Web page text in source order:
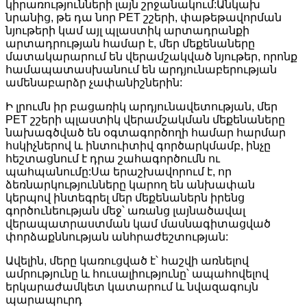
կիրառությունների լայն շրջանակում:Անկախ
նրանից, թե դա նոր PET շշերի, փաթեթավորման
նյութերի կամ այլ պլաստիկ արտադրանքի
արտադրության համար է, մեր մեքենաները
մատակարարում են վերամշակված նյութեր, որոնք
համապատասխանում են արդյունաբերության
ամենաբարձր չափանիշներին:
Ի լրումն իր բացառիկ արդյունավետության, մեր
PET շշերի պլաստիկ վերամշակման մեքենաները
նախագծված են օգտագործողի համար հարմար
հսկիչներով և ինտուիտիվ գործարկմամբ, ինչը
հեշտացնում է դրա շահագործումն ու
պահպանումը:Սա երաշխավորում է, որ
ձեռնարկությունները կարող են անխափան
կերպով ինտեգրել մեր մեքենաներն իրենց
գործունեության մեջ՝ առանց լայնածավալ
վերապատրաստման կամ մասնագիտացված
փորձաքննության անհրաժեշտության:
Ավելին, մերը կառուցված է՝ հաշվի առնելով
ամրությունը և հուսալիությունը՝ ապահովելով
երկարաժամկետ կատարում և նվազագույն
պարապուրդ